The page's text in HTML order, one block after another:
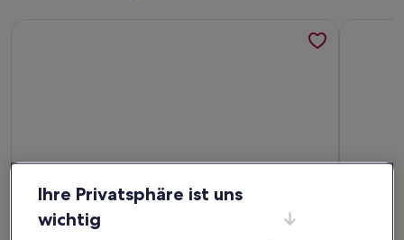
Weitere Infos zu FKK-Finca Mallorca, kl.Ferienhäuschen u.
Ihre Privatsphäre ist uns
wichtig